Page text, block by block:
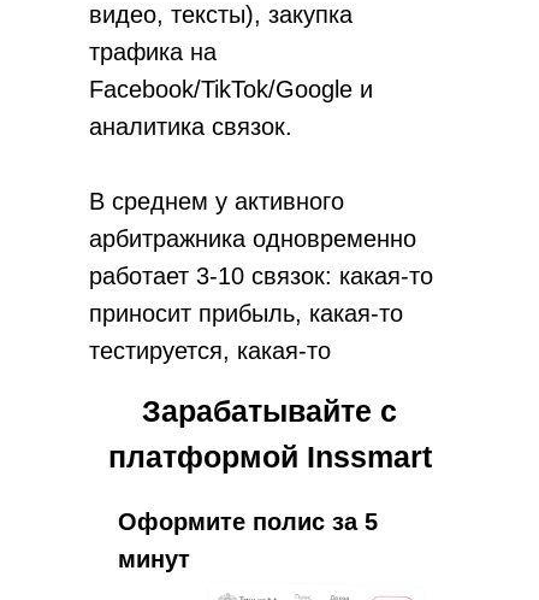
видео, тексты), закупка
трафика на
Facebook/TikTok/Google и
аналитика связок.
В среднем у активного
арбитражника одновременно
работает 3-10 связок: какая-то
приносит прибыль, какая-то
тестируется, какая-то
Оформите полис за 5
минут
Зарабатывайте с
платформой Inssmart